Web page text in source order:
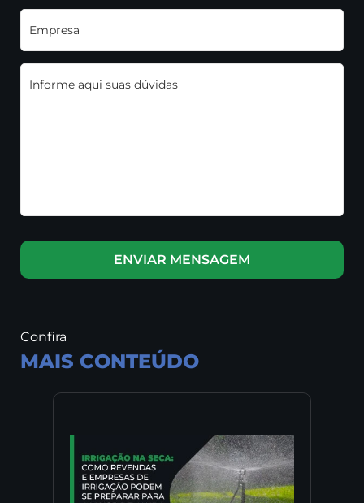
Empresa
Informe aqui suas dúvidas
Confira
MAIS CONTEÚDO